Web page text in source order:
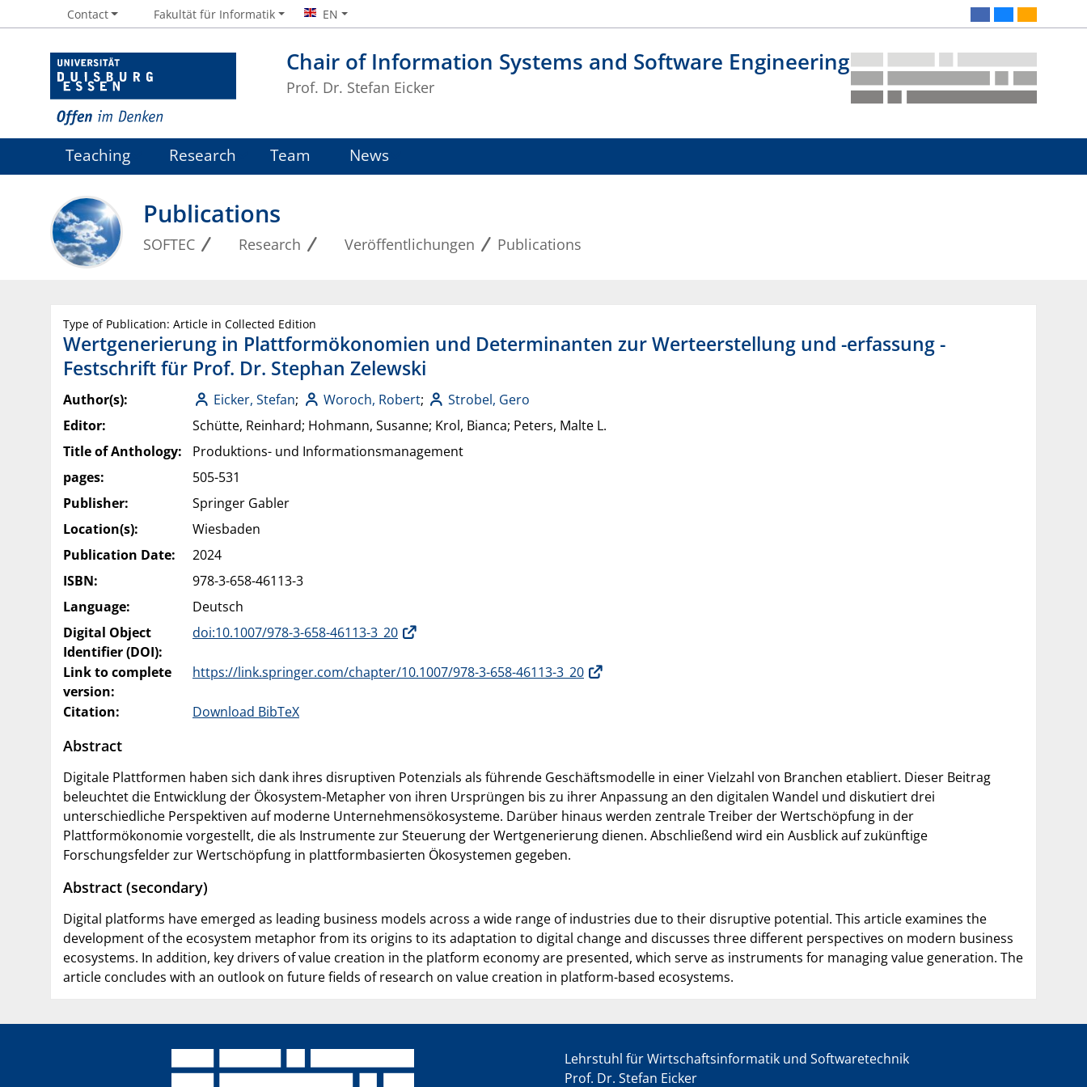
Chair of Information Systems and Software Engineering
Prof. Dr. Stefan Eicker
Contact Fakultät für Informatik EN
Teaching Research Team News
Publications
SOFTEC Research Veröffentlichungen Publications
Type of Publication: Article in Collected Edition
Wertgenerierung in Plattformökonomien und Determinanten zur Werteerstellung und -erfassung -
Festschrift für Prof. Dr. Stephan Zelewski
Author(s): Eicker, Stefan; Woroch, Robert;
Strobel, Gero
Editor:
Schütte, Reinhard; Hohmann, Susanne; Krol, Bianca; Peters, Malte L.
Title of Anthology:
Produktions- und Informationsmanagement
pages:
505-531
Publisher:
Springer Gabler
Location(s):
Wiesbaden
Publication Date:
2024
ISBN:
978-3-658-46113-3
Language:
Deutsch
Digital Object
Identifier (DOI):
doi:10.1007/978-3-658-46113-3_20
Link to complete
version:
https://link.springer.com/chapter/10.1007/978-3-658-46113-3_20
Citation: Download BibTeX
Abstract
Digitale Plattformen haben sich dank ihres disruptiven Potenzials als führende Geschäftsmodelle in einer Vielzahl von Branchen etabliert. Dieser Beitrag
beleuchtet die Entwicklung der Ökosystem-Metapher von ihren Ursprüngen bis zu ihrer Anpassung an den digitalen Wandel und diskutiert drei
unterschiedliche Perspektiven auf moderne Unternehmensökosysteme. Darüber hinaus werden zentrale Treiber der Wertschöpfung in der
Plattformökonomie vorgestellt, die als Instrumente zur Steuerung der Wertgenerierung dienen. Abschließend wird ein Ausblick auf zukünftige
Forschungsfelder zur Wertschöpfung in plattformbasierten Ökosystemen gegeben.
Abstract (secondary)
Digital platforms have emerged as leading business models across a wide range of industries due to their disruptive potential. This article examines the
development of the ecosystem metaphor from its origins to its adaptation to digital change and discusses three different perspectives on modern business
ecosystems. In addition, key drivers of value creation in the platform economy are presented, which serve as instruments for managing value generation. The
article concludes with an outlook on future fields of research on value creation in platform-based ecosystems.
Lehrstuhl für Wirtschaftsinformatik und Softwaretechnik
Prof. Dr. Stefan Eicker